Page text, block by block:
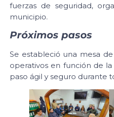
fuerzas de seguridad,
municipio.
Próximos pasos
Se estableció una mesa
operativos en función de
paso ágil y seguro durante